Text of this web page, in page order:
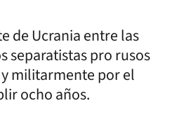
de Ucrania entre las
separatistas pro rusos
militarmente por el
ocho años.